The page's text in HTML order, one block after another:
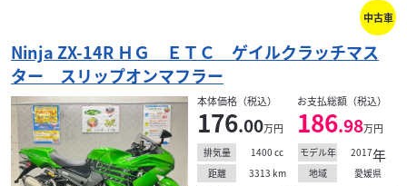
中古車
Ninja ZX-14R ＨＧ ＥＴＣ ゲイルクラッチマス
ター スリップオンマフラー
本体価格（税込）
176.00万円
お支払総額（税込）
186.98万円
排気量 1400 cc モデル年 2017年
距離 3313 km 地域
愛媛県